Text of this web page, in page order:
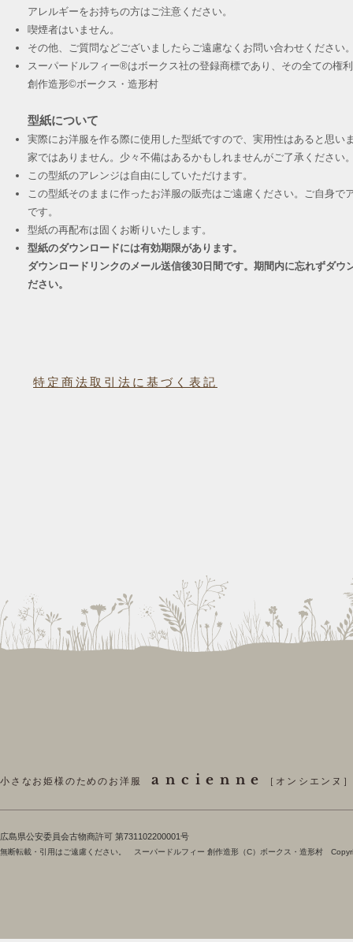
アレルギーをお持ちの方はご注意ください。
喫煙者はいません。
その他、ご質問などございましたらご遠慮なくお問い合わせください
スーパードルフィー®︎はボークス社の登録商標であり、その全ての権
創作造形©︎ボークス・造形村
型紙について
実際にお洋服を作る際に使用した型紙ですので、実用性はあると思い
家ではありません。少々不備はあるかもしれませんがご了承ください
この型紙のアレンジは自由にしていただけます。
この型紙そのままに作ったお洋服の販売はご遠慮ください。ご自身で
です。
​型紙の再配布は固くお断りいたします。
型紙のダウンロードには有効期限があります。
ダウンロードリンクのメール送信後30日間です。期間内に忘れずダウ
ださい。
特定商法取引法に基づく表記
小さなお姫様のためのお洋服 ancienne ［オンシエンヌ
​広島県公安委員会古物商許可 第731102200001号
無断転載・引用はご遠慮ください。 スーパードルフィー 創作造形（C）ボークス・造形村